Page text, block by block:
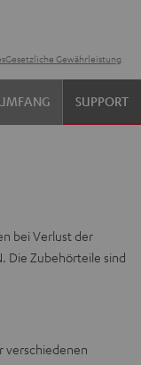
Gesetzliche Gewährleistung
SUPPORT
bei Verlust der
Die Zubehörteile sind
verschiedenen